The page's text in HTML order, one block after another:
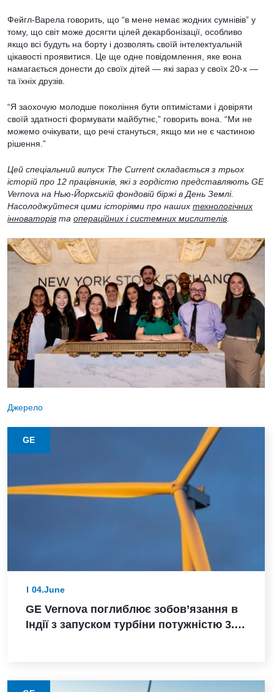
Фейгл-Варела говорить, що “в мене немає жодних сумнівів” у
тому, що світ може досягти цілей декарбонізації, особливо
якщо всі будуть на борту і дозволять своїй інтелектуальній
цікавості проявитися. Це ще одне повідомлення, яке вона
намагається донести до своїх дітей — які зараз у своїх 20-х —
та їхніх друзів.
“Я заохочую молодше покоління бути оптимістами і довіряти
своїй здатності формувати майбутнє,” говорить вона. “Ми не
можемо очікувати, що речі стануться, якщо ми не є частиною
рішення.”
Цей спеціальний випуск The Current складається з трьох
історій про 12 працівників, які з гордістю представляють GE
Vernova на Нью-Йоркській фондовій біржі в День Землі.
Насолоджуйтеся цими історіями про наших технологічних
інноваторів та операційних і системних мислителів
Джерело
GE
04.June
GE Vernova поглиблює зобов’язання в
Індії з запуском турбіни потужністю 3.8